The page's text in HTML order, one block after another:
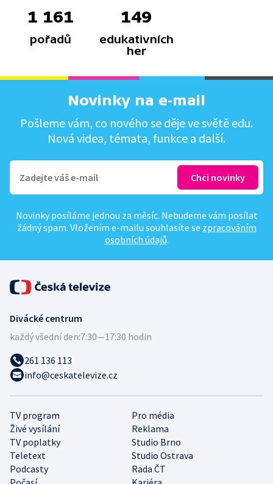
1 161
pořadů
149
edukativních
her
Novinky na e-mail
Pošleme vám, co nového se děje ve světě edu.
Nová videa, témata, funkce a další.
Novinky posíláme jednou za měsíc. Nebudeme vám posílat
žádný spam. Vložením e-mailu souhlasíte se zpracováním
osobních údajů.